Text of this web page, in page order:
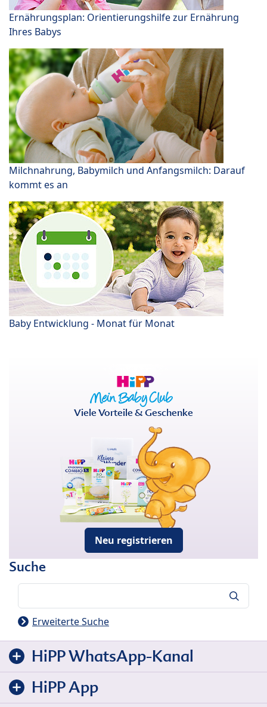
Ernährungsplan: Orientierungshilfe zur Ernährung
Ihres Babys
Milchnahrung, Babymilch und Anfangsmilch: Darauf
kommt es an
Baby Entwicklung - Monat für Monat
Viele Vorteile & Geschenke
Neu registrieren
Suche
Erweiterte Suche
HiPP WhatsApp-Kanal
HiPP App